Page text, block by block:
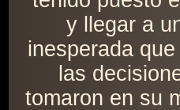
y llegar a
inesperada
las
tomaron en su